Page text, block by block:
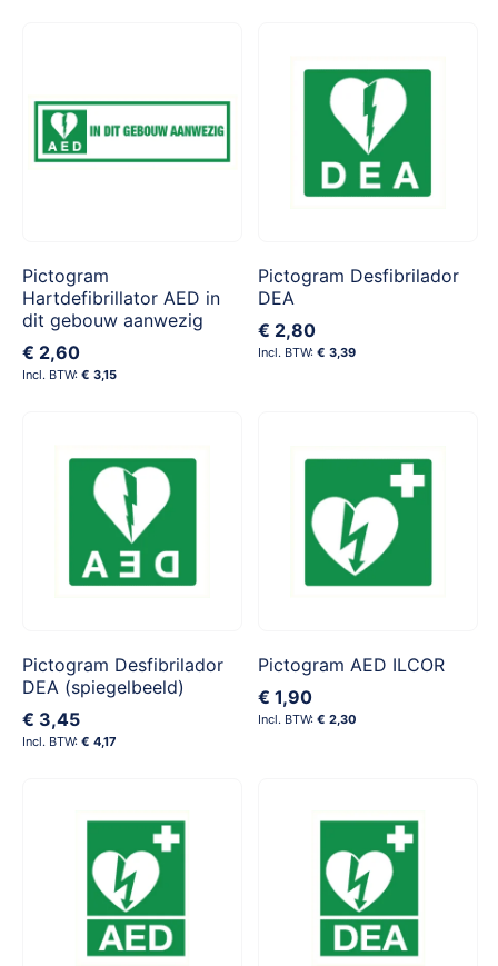
Pictogram
Hartdefibrillator AED in
dit gebouw aanwezig
€ 2,60
€ 3,15
Pictogram Desfibrilador
DEA
€ 2,80
€ 3,39
Pictogram Desfibrilador
DEA (spiegelbeeld)
€ 3,45
€ 4,17
Pictogram AED ILCOR
€ 1,90
€ 2,30